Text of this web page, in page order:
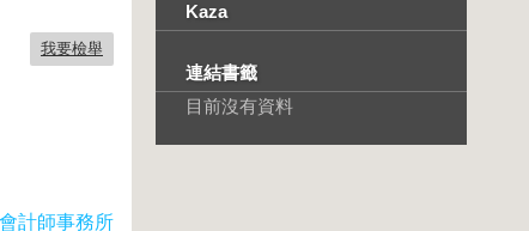
我要檢舉
計師事務所
Kaza
連結書籤
目前沒有資料